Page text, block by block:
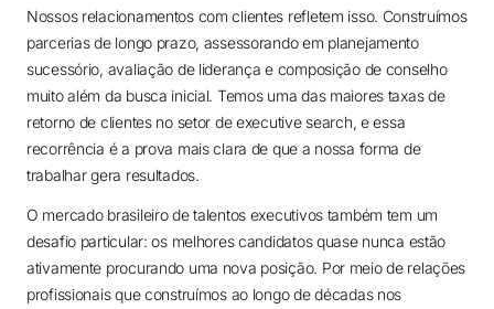
Nossos relacionamentos com clientes refletem isso. Construímos
parcerias de longo prazo, assessorando em planejamento
sucessório, avaliação de liderança e composição de conselho
muito além da busca inicial. Temos uma das maiores taxas de
retorno de clientes no setor de executive search, e essa
recorrência é a prova mais clara de que a nossa forma de
trabalhar gera resultados.
O mercado brasileiro de talentos executivos também tem um
desafio particular: os melhores candidatos quase nunca estão
ativamente procurando uma nova posição. Por meio de relações
profissionais que construímos ao longo de décadas nos